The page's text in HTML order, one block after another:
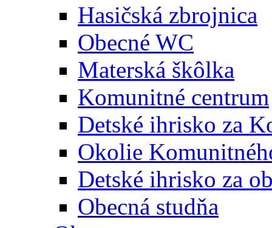
Hasičská zbrojnica
Obecné WC
Materská škôlka
Komunitné centrum
Detské ihrisko za
Okolie
Detské ihrisko za
Obecná studňa